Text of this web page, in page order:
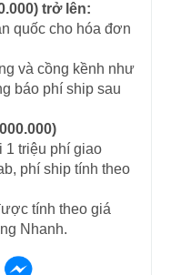
trở lên:
quốc cho hóa đơn
và cồng kềnh như
báo phí ship sau
triệu phí giao
phí ship tính theo
tính theo giá
Nhanh.